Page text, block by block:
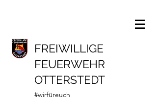
FREIWILLIGE
FEUERWEHR
OTTERSTEDT
#wirfüreuch